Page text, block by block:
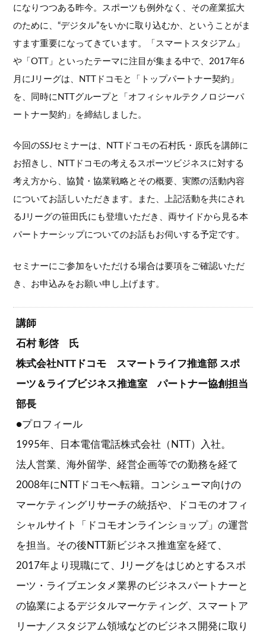
になりつつある昨今。スポーツも例外なく、その産業拡大
のために、“デジタル”をいかに取り込むか、ということがま
すます重要になってきています。「スマートスタジアム」
や「OTT」といったテーマに注目が集まる中で、2017年6
月にJリーグは、NTTドコモと「トップパートナー契約」
を、同時にNTTグループと「オフィシャルテクノロジーパ
ートナー契約」を締結しました。
今回のSSJセミナーは、NTTドコモの石村氏・原氏を講師に
お招きし、NTTドコモの考えるスポーツビジネスに対する
考え方から、協賛・協業戦略とその概要、実際の活動内容
についてお話しいただきます。また、上記活動を共にされ
るJリーグの笹田氏にも登壇いただき、両サイドから見る本
パートナーシップについてのお話もお伺いする予定です。
セミナーにご参加をいただける場合は要項をご確認いただ
き、お申込みをお願い申し上げます。
講師
石村 彰啓 氏
株式会社NTTドコモ スマートライフ推進部 スポ
ーツ＆ライブビジネス推進室 パートナー協創担当
部長
●プロフィール
1995年、日本電信電話株式会社（NTT）入社。
法人営業、海外留学、経営企画等での勤務を経て
2008年にNTTドコモへ転籍。コンシューマ向けの
マーケティングリサーチの統括や、ドコモのオフィ
シャルサイト「ドコモオンラインショップ」の運営
を担当。その後NTT新ビジネス推進室を経て、
2017年より現職にて、Jリーグをはじめとするスポ
ーツ・ライブエンタメ業界のビジネスパートナーと
の協業によるデジタルマーケティング、スマートア
リーナ／スタジアム領域などのビジネス開発に取り